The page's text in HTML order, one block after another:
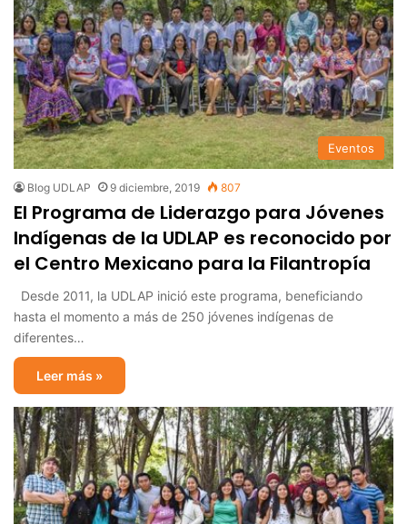
Eventos
Blog UDLAP 9 diciembre, 2019 807
El Programa de Liderazgo para Jóvenes
Indígenas de la UDLAP es reconocido por
el Centro Mexicano para la Filantropía
Desde 2011, la UDLAP inició este programa, beneficiando
hasta el momento a más de 250 jóvenes indígenas de
diferentes…
Leer más »